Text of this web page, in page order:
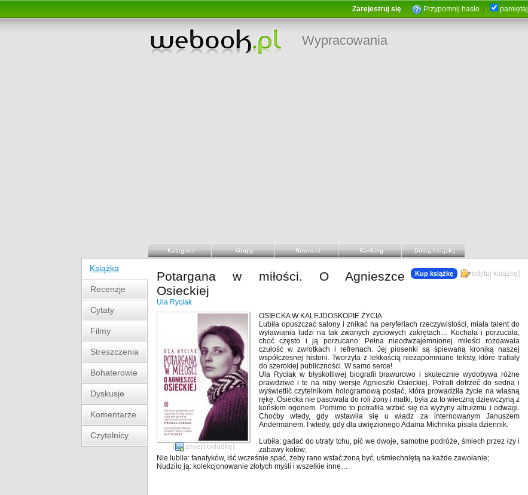
Zarejestruj się Przypomnij hasło pamiętaj
Wypracowania
Kategorie Grupy Nowości Ranking Dodaj książkę
Książka
Recenzje
Cytaty
Filmy
Streszczenia
Bohaterowie
Dyskusje
Komentarze
Czytelnicy
Kup książkę [ edytuj książkę]
Potargana w miłości. O Agnieszce
Osieckiej
Ula Ryciak
[ zmień okładkę]
OSIECKA W KALEJDOSKOPIE ŻYCIA
Lubiła opuszczać salony i znikać na peryferiach rzeczywistości, miała talent do
wyławiania ludzi na tak zwanych życiowych zakrętach… Kochała i porzucała,
choć często i ją porzucano. Pełna nieodwzajemnionej miłości rozdawała
czułość w zwrotkach i refrenach. Jej piosenki są śpiewaną kroniką naszej
współczesnej historii. Tworzyła z lekkością niezapomniane teksty, które trafiały
do szerokiej publiczności. W samo serce!
Ula Ryciak w błyskotliwej biografii brawurowo i skutecznie wydobywa różne
prawdziwe i te na niby wersje Agnieszki Osieckiej. Potrafi dotrzeć do sedna i
wyświetlić czytelnikom hologramową postać, która prowadziła życie na własną
rękę. Osiecka nie pasowała do roli żony i matki, była za to wieczną dziewczyną z
końskim ogonem. Pomimo to potrafiła wzbić się na wyżyny altruizmu i odwagi.
Choćby wtedy, gdy wstawiła się u władz za internowanym Januszem
Andermanem. I wtedy, gdy dla uwięzionego Adama Michnika pisała dziennik.
Lubiła: gadać do utraty tchu, pić we dwoje, samotne podróże, śmiech przez łzy i
zabawy kotów;
Nie lubiła: fanatyków, iść wcześnie spać, żeby rano wstać;żoną być, uśmiechniętą na każde zawołanie;
Nudziło ją: kolekcjonowanie złotych myśli i wszelkie inne…